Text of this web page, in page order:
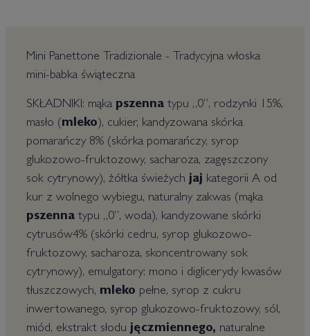
Mini Panettone Tradizionale - Tradycyjna włoska
mini-babka świąteczna
SKŁADNIKI: mąka pszenna typu „0”, rodzynki 15%,
masło (mleko), cukier, kandyzowana skórka
pomarańczy 8% (skórka pomarańczy, syrop
glukozowo-fruktozowy, sacharoza, zagęszczony
sok cytrynowy), żółtka świeżych jaj kategorii A od
kur z wolnego wybiegu, naturalny zakwas (mąka
pszenna typu „0”, woda), kandyzowane skórki
cytrusów4% (skórki cedru, syrop glukozowo-
fruktozowy, sacharoza, skoncentrowany sok
cytrynowy), emulgatory: mono i diglicerydy kwasów
tłuszczowych, mleko pełne, syrop z cukru
inwertowanego, syrop glukozowo-fruktozowy, sól,
miód, ekstrakt słodu jęczmiennego, naturalne